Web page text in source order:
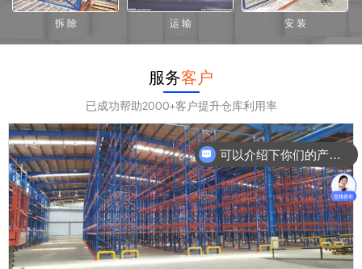
拆 除 运 输 安 装
服务客户
已成功帮助2000+客户提升仓库利用率
可以介绍下你们的产品么？